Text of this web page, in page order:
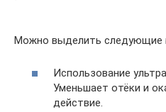
Можно выделить следующие
Использование
Уменьшает отёки и
действие.